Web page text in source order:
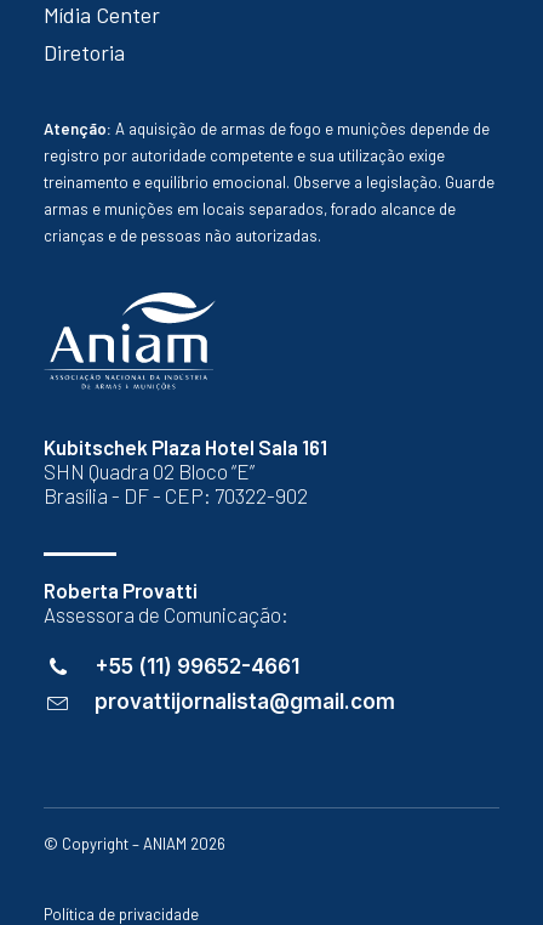
Kubitschek Plaza Hotel Sala 161
SHN Quadra 02 Bloco “E”
Brasília - DF - CEP: 70322-902
Roberta Provatti
Assessora de Comunicação:
+55 (11) 99652-4661
provattijornalista@gmail.com
Mídia Center
Diretoria
Atenção: A aquisição de armas de fogo e munições depende de
registro por autoridade competente e sua utilização exige
treinamento e equilíbrio emocional. Observe a legislação. Guarde
armas e munições em locais separados, forado alcance de
crianças e de pessoas não autorizadas.
© Copyright – ANIAM 2026
Política de privacidade